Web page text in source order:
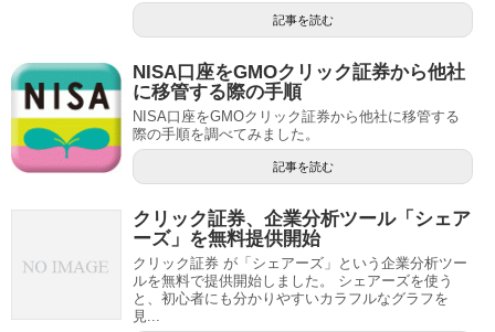
記事を読む
NISA口座をGMOクリック証券から他社
に移管する際の手順
NISA口座をGMOクリック証券から他社に移管する
際の手順を調べてみました。
記事を読む
クリック証券、企業分析ツール「シェア
ーズ」を無料提供開始
クリック証券 が「シェアーズ」という企業分析ツー
ルを無料で提供開始しました。 シェアーズを使う
と、初心者にも分かりやすいカラフルなグラフを
見...